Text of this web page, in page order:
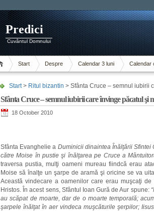
Predici
Cuvântul Domnului
Start Despre Calendar 3 luni Calendar
Start> Ritul bizantin > Sfânta Cruce – semnul iubirii
Sfânta Cruce – semnul iubirii care învinge păcatul şi
18 October 2010
Sfânta Evanghelie a Duminicii dinaintea Înălţării Sfintei
către Moise în pustie şi înălţarea pe Cruce a
traversa pustia, mulţi oameni mureau fiindcă erau
Moise să înalţe un şarpe de aramă şi oricine se va
Această vindecare a oamenilor care erau muşcaţi
Hristos. În acest sens, Sfântul Ioan Gură de Aur spune:
au scăpat de moarte, dar de o moarte temporală;
şarpele înălţat în aer vindeca muşcăturile şerpilor;